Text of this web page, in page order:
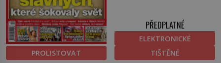
PROLISTOVAT
PŘEDPLATNÉ
ELEKTRONICKÉ
TIŠTĚNÉ